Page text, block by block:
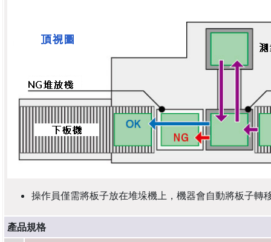
操作員僅需將板子放在堆垛機上，機器會自動將板子
產品規格